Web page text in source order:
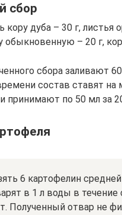
сбор
кору дуба – 30 г, листья
обыкновенную – 20 г,
сбора заливают
состав ставят
принимают по 50 мл за
6 картофелин
в 1 л воды в
Полученный отвар не